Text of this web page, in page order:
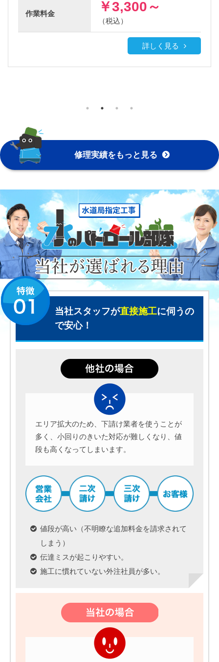
作業料金 ￥3,300～
（税込）
詳しく見る
修理実績をもっと見る
当社スタッフが直接施工に伺うの
で安心！
エリア拡大のため、下請け業者を使うことが
多く、小回りのきいた対応が難しくなり、値
段も高くなってしまいます。
値段が高い（不明瞭な追加料金を請求されて
しまう）
伝達ミスが起こりやすい。
施工に慣れていない外注社員が多い。